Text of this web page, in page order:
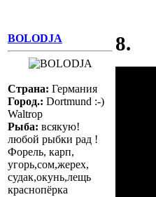
BOLODJA
Страна: Германия
Город.: Dortmund :-)
Waltrop
Рыба: всякую!
любой рыбки рад !
Форель, карп,
угорь,сом,жерех,
судак,окунь,лещь
краснопёрка
8.